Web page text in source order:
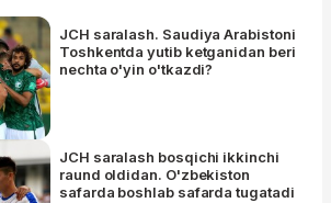
JCH saralash. Saudiya Arabistoni
Toshkentda yutib ketganidan beri
nechta o'yin o'tkazdi?
JCH saralash bosqichi ikkinchi
raund oldidan. O'zbekiston
safarda boshlab safarda tugatadi